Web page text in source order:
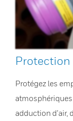
Protection
Protégez les
adduction d’air,